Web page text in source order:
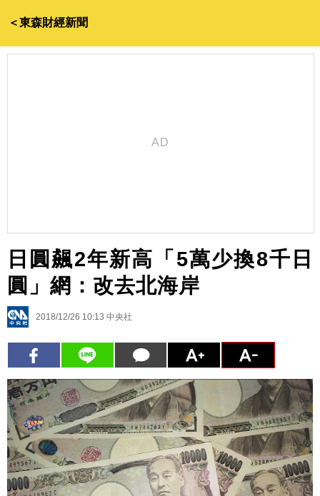
＜東森財經新聞
日圓飆2年新高「5萬少換8千日
圓」網：改去北海岸
2018/12/26 10:13 中央社